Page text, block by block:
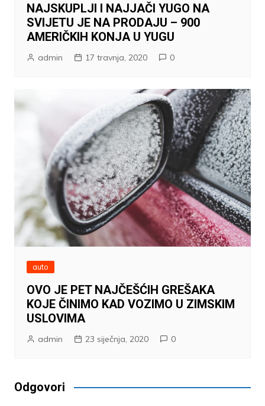
NAJSKUPLJI I NAJJAČI YUGO NA
SVIJETU JE NA PRODAJU – 900
AMERIČKIH KONJA U YUGU
admin 17 travnja, 2020 0
auto
OVO JE PET NAJČEŠĆIH GREŠAKA
KOJE ČINIMO KAD VOZIMO U ZIMSKIM
USLOVIMA
admin 23 siječnja, 2020 0
Odgovori